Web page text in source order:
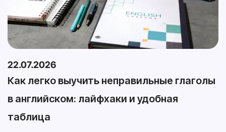
22.07.2026
Как легко выучить неправильные глаголы
в английском: лайфхаки и удобная
таблица